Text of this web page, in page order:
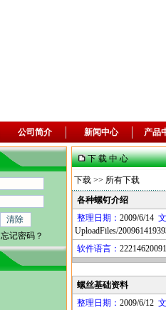
公司简介 新闻中心 产品
忘记密码？
下 载 中 心
下载 >> 所有下载
各种螺钉介绍
整理日期： 2009/6/14
UploadFiles/
软件语言：
螺丝基础资料
整理日期： 2009/6/12